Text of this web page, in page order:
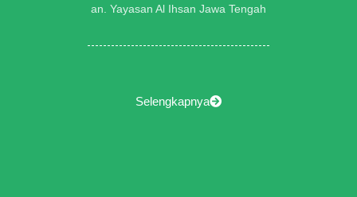
an. Yayasan Al Ihsan Jawa Tengah
Selengkapnya